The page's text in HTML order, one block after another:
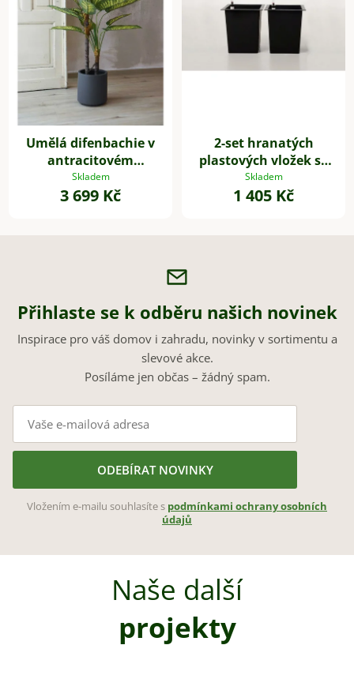
Umělá difenbachie v
antracitovém
květináči FRONDA,
výška 110 cm, zelená
Skladem
3 699 Kč
2-set hranatých
plastových vložek se
samozavlažovacím
setem, 32*29*29 cm,
Skladem
1 405 Kč
Přihlaste se k odběru našich novinek
Inspirace pro váš domov i zahradu, novinky v sortimentu a
slevové akce.
Posíláme jen občas – žádný spam.
ODEBÍRAT NOVINKY
Vložením e-mailu souhlasíte s podmínkami ochrany osobních
údajů
Naše další
projekty